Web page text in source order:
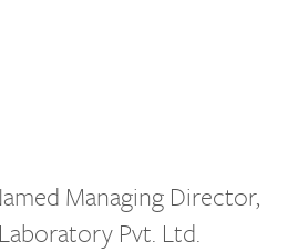
Managing Director,
Pvt. Ltd.